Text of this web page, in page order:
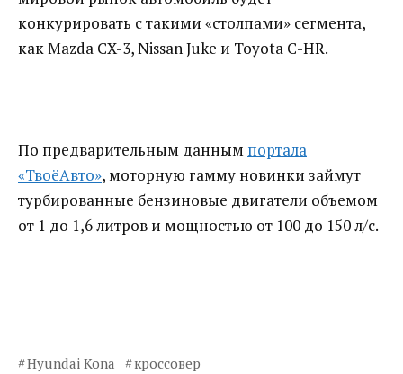
конкурировать с такими «столпами» сегмента,
как Mazda CX-3, Nissan Juke и Toyota C-HR.
По предварительным данным портала
«ТвоёАвто», моторную гамму новинки займут
турбированные бензиновые двигатели объемом
от 1 до 1,6 литров и мощностью от 100 до 150 л/с.
Hyundai Kona кроссовер